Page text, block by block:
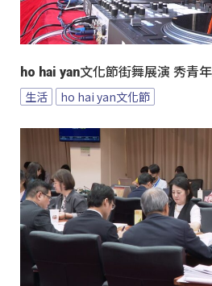
ho hai yan文化節街舞展演 秀青
生活 ho hai yan文化節